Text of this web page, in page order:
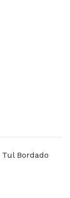
Tul Bordado